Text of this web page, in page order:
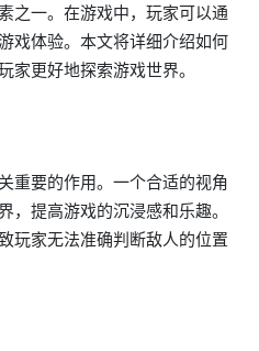
之一。在游戏中，玩家可以通
戏体验。本文将详细介绍如何
家更好地探索游戏世界。
重要的作用。一个合适的视角
，提高游戏的沉浸感和乐趣。
玩家无法准确判断敌人的位置